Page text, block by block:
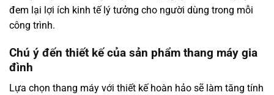
đem lại lợi ích kinh tế lý tưởng cho người dùng trong mỗi
công trình.
Chú ý đến thiết kế của sản phẩm thang máy gia
đình
Lựa chọn thang máy với thiết kế hoàn hảo sẽ làm tăng tính